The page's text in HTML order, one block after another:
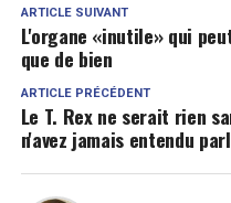
ARTICLE SUIVANT
L'organe «inutile» qui
que de bien
ARTICLE PRÉCÉDENT
Le T. Rex ne serait rien
n'avez jamais entendu